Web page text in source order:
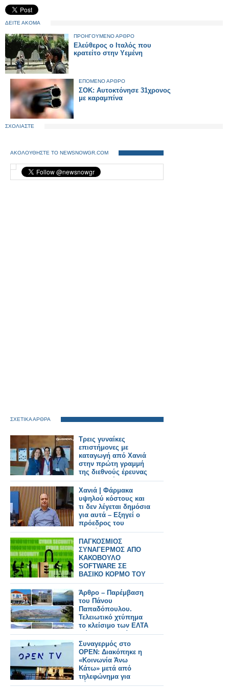
ΔΕΙΤΕ ΑΚΟΜΑ
ΠΡΟΗΓΟΥΜΕΝΟ ΑΡΘΡΟ
Ελεύθερος ο Ιταλός που
κρατείτο στην Υεμένη
ΕΠΟΜΕΝΟ ΑΡΘΡΟ
ΣΟΚ: Αυτοκτόνησε 31χρονος
με καραμπίνα
ΣΧΟΛΙΑΣΤΕ
ΑΚΟΛΟΥΘΗΣΤΕ ΤΟ NEWSNOWGR.COM
ΣΧΕΤΙΚΑ ΑΡΘΡΑ
Τρεις γυναίκες
επιστήμονες με
καταγωγή από Χανιά
στην πρώτη γραμμή
της διεθνούς έρευνας
στη φυσική
Χανιά | Φάρμακα
υψηλού κόστους και
τι δεν λέγεται δημόσια
για αυτά – Εξηγεί ο
πρόεδρος του
Συλλόγου
Φαρμακοποιών
Μανώλης
Κατσαράκης
ΠΑΓΚΟΣΜΙΟΣ
ΣΥΝΑΓΕΡΜΟΣ ΑΠΟ
ΚΑΚΟΒΟΥΛΟ
SOFTWARE ΣΕ
ΒΑΣΙΚΟ ΚΟΡΜΟ ΤΟΥ
INTERNET
Άρθρο – Παρέμβαση
του Πάνου
Παπαδόπουλου.
Τελειωτικό χτύπημα
το κλείσιμο των ΕΛΤΑ
Μύτικα! Χερσαία
Ζώνη Λιμένα –
Τοποθέτηση νέας
προβλήτας και
Κοινοτικό Γραφείο,
δεν μπορούν άλλο να
περιμένουν!
Συναγερμός στο
OPEN: Διακόπηκε η
«Κοινωνία Άνω
Κάτω» μετά από
τηλεφώνημα για
βόμβα